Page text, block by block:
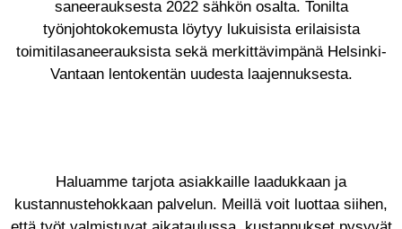
saneerauksesta 2022 sähkön osalta. Tonilta
työnjohtokokemusta löytyy lukuisista erilaisista
toimitilasaneerauksista sekä merkittävimpänä Helsinki-
Vantaan lentokentän uudesta laajennuksesta.
Haluamme tarjota asiakkaille laadukkaan ja
kustannustehokkaan palvelun. Meillä voit luottaa siihen,